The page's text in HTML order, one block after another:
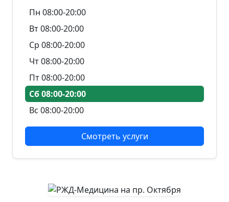
Пн 08:00-20:00
Вт 08:00-20:00
Ср 08:00-20:00
Чт 08:00-20:00
Пт 08:00-20:00
Сб 08:00-20:00
Вс 08:00-20:00
Смотреть услуги